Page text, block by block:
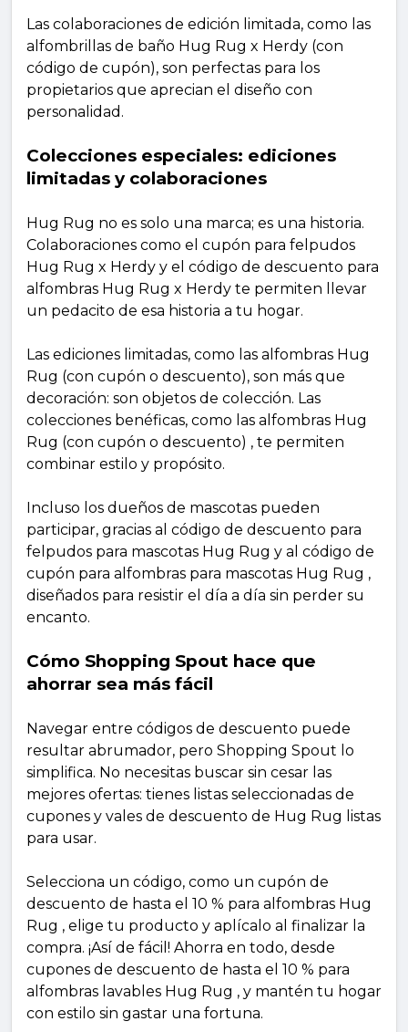
Las colaboraciones de edición limitada, como las
alfombrillas de baño Hug Rug x Herdy (con
código de cupón), son perfectas para los
propietarios que aprecian el diseño con
personalidad.
Colecciones especiales: ediciones
limitadas y colaboraciones
Hug Rug no es solo una marca; es una historia.
Colaboraciones como el cupón para felpudos
Hug Rug x Herdy y el código de descuento para
alfombras Hug Rug x Herdy te permiten llevar
un pedacito de esa historia a tu hogar.
Las ediciones limitadas, como las alfombras Hug
Rug (con cupón o descuento), son más que
decoración: son objetos de colección. Las
colecciones benéficas, como las alfombras Hug
Rug (con cupón o descuento) , te permiten
combinar estilo y propósito.
Incluso los dueños de mascotas pueden
participar, gracias al código de descuento para
felpudos para mascotas Hug Rug y al código de
cupón para alfombras para mascotas Hug Rug ,
diseñados para resistir el día a día sin perder su
encanto.
Cómo Shopping Spout hace que
ahorrar sea más fácil
Navegar entre códigos de descuento puede
resultar abrumador, pero Shopping Spout lo
simplifica. No necesitas buscar sin cesar las
mejores ofertas: tienes listas seleccionadas de
cupones y vales de descuento de Hug Rug listas
para usar.
Selecciona un código, como un cupón de
descuento de hasta el 10 % para alfombras Hug
Rug , elige tu producto y aplícalo al finalizar la
compra. ¡Así de fácil! Ahorra en todo, desde
cupones de descuento de hasta el 10 % para
alfombras lavables Hug Rug , y mantén tu hogar
con estilo sin gastar una fortuna.